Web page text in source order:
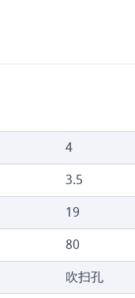
4
3.5
19
80
吹扫孔